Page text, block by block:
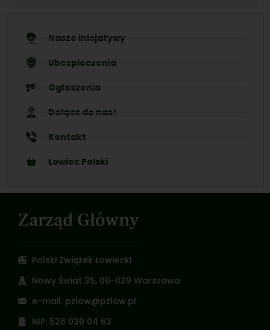
Nasze inicjatywy
Ubezpieczenia
Ogłoszenia
Dołącz do nas!
Kontakt
Łowiec Polski
Zarząd Główny
Polski Związek Łowiecki
Nowy Świat 35, 00-029 Warszawa
e-mail: pzlow@pzlow.pl
NIP: 526 030 04 63